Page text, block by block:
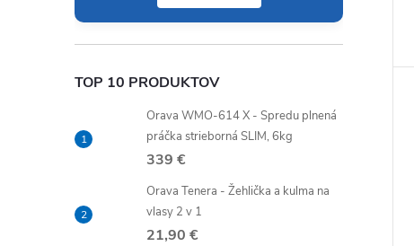
TOP 10 PRODUKTOV
Orava WMO-614 X - Spredu plnená
práčka strieborná SLIM, 6kg
339 €
Orava Tenera - Žehlička a kulma na
vlasy 2 v 1
21,90 €